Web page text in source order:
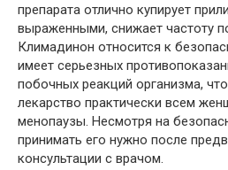
препарата отлично купирует
выраженными, снижает частоту
Климадинон относится к
имеет серьезных
побочных реакций организма,
лекарство практически всем
менопаузы. Несмотря на
принимать его нужно после
консультации с врачом.